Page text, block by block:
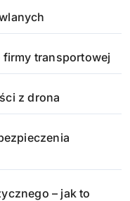
transportowej
z drona
– jak to